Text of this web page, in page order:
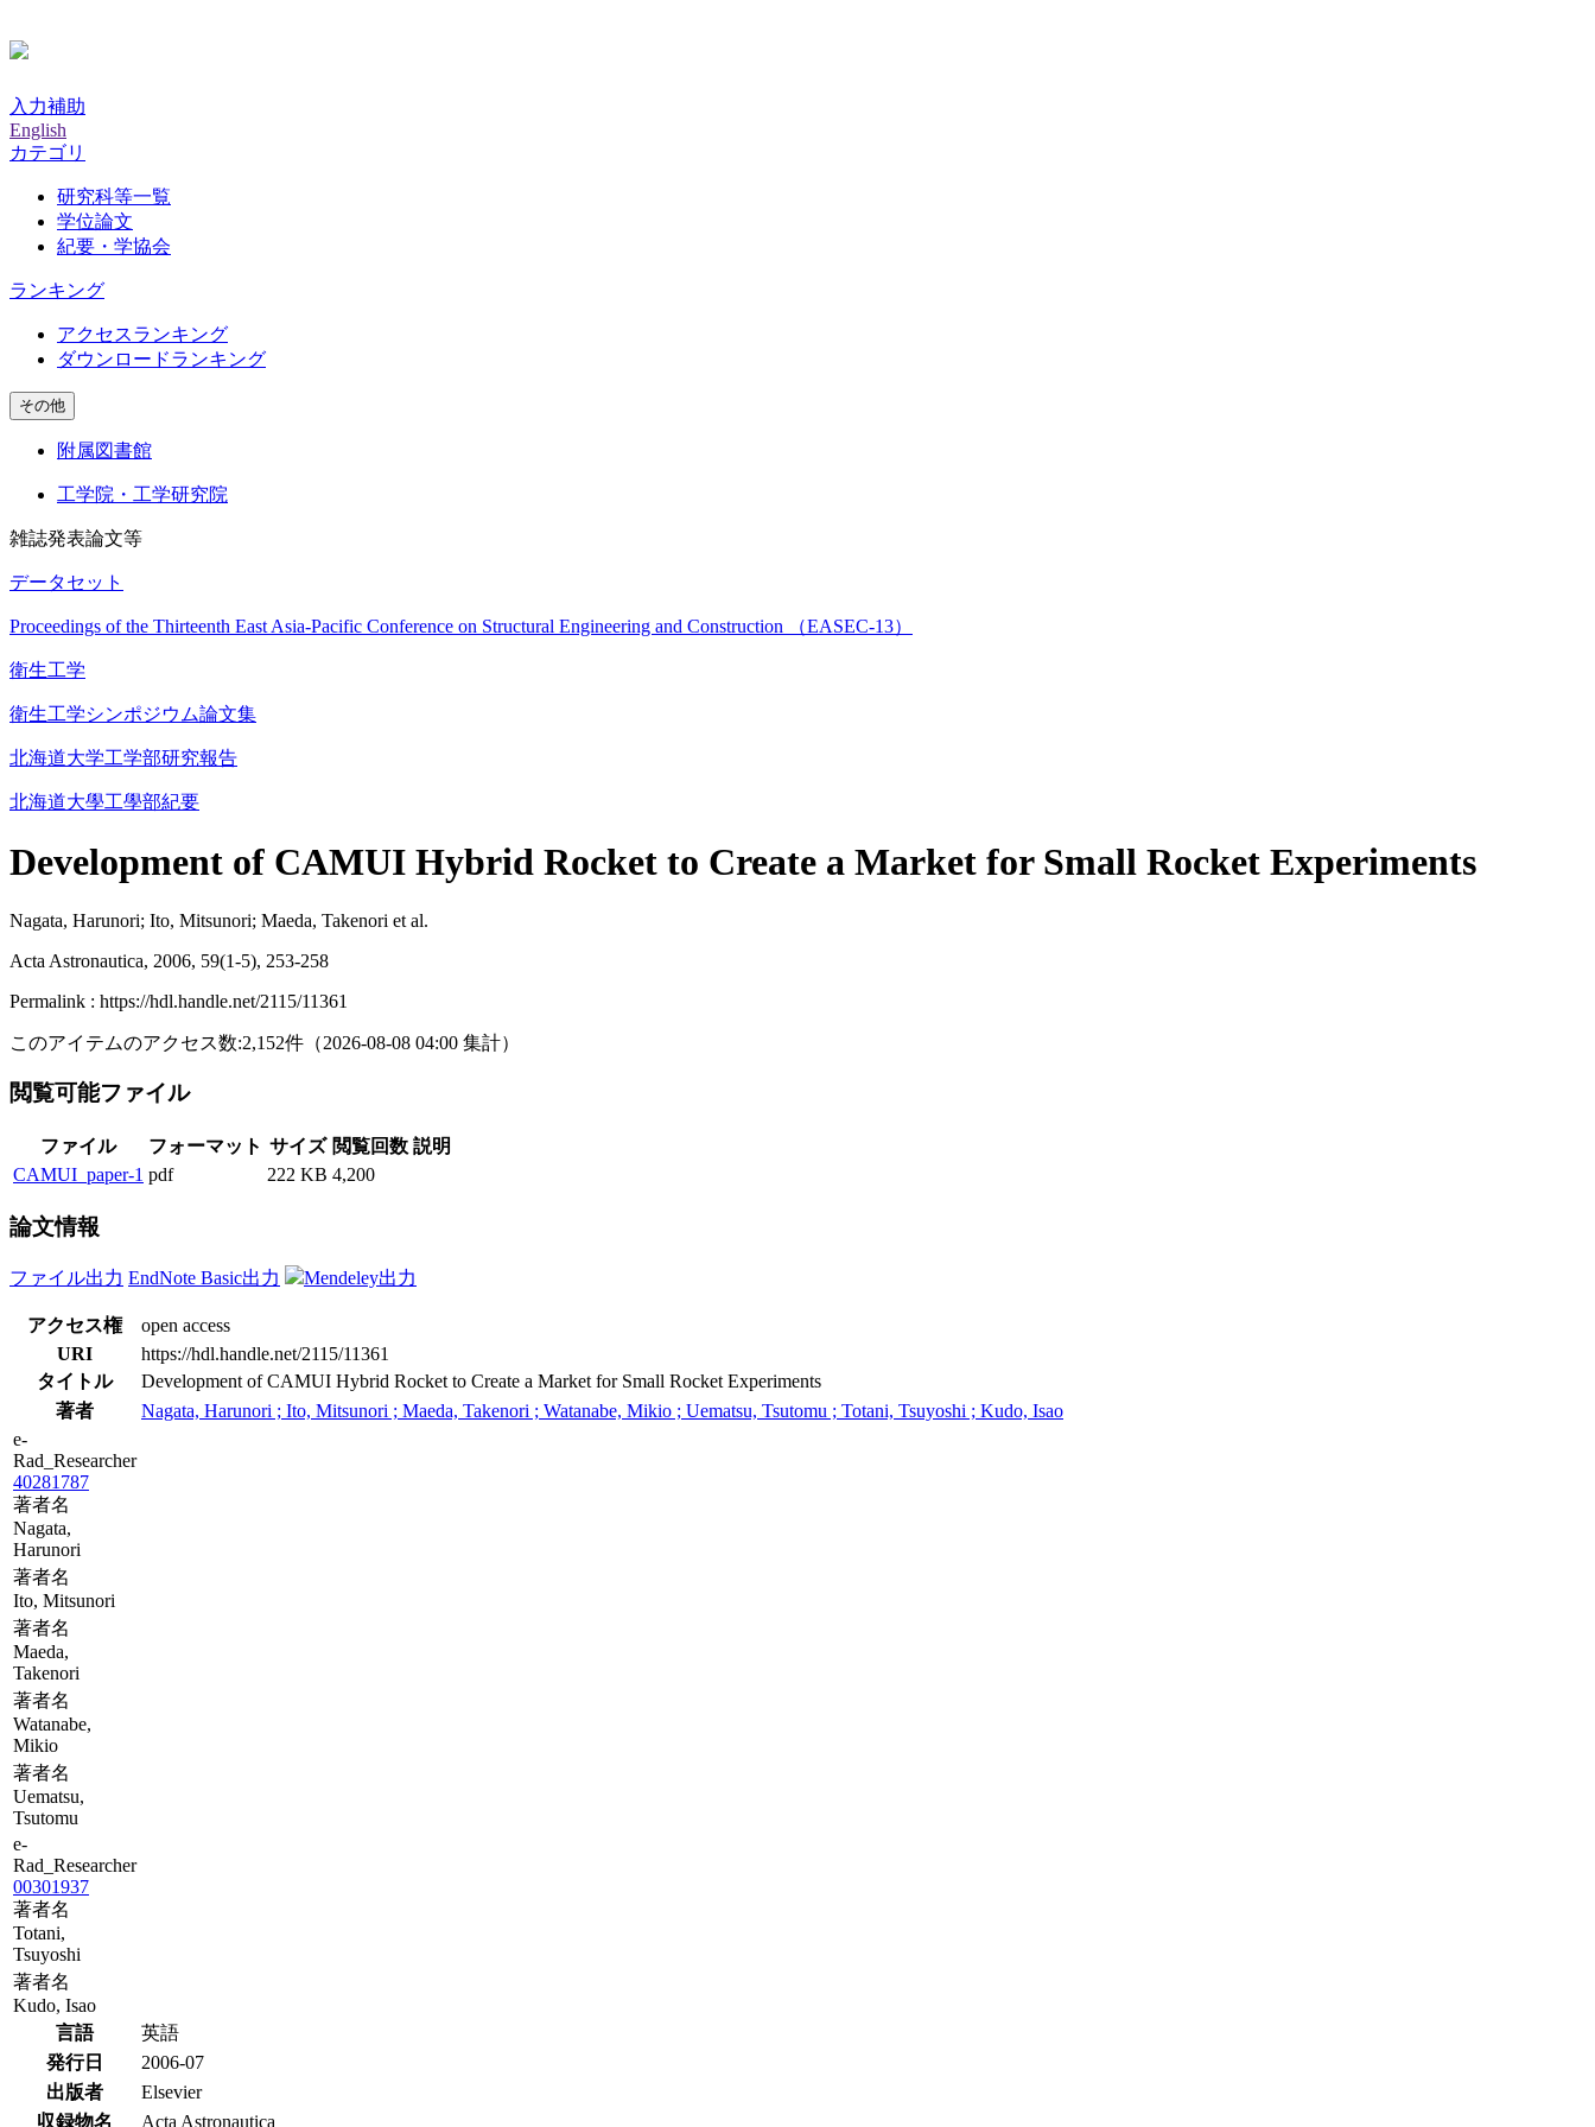
入力補助
English
カテゴリ
研究科等一覧
学位論文
紀要・学協会
ランキング
アクセスランキング
ダウンロードランキング
その他
附属図書館
工学院・工学研究院
雑誌発表論文等
データセット
Proceedings of the Thirteenth East Asia-Pacific Conference on Structural Engineering and Construction （EASEC-13）
衛生工学
衛生工学シンポジウム論文集
北海道大学工学部研究報告
北海道大學工學部紀要
Development of CAMUI Hybrid Rocket to Create a Market for Small Rocket Experiments
Nagata, Harunori; Ito, Mitsunori; Maeda, Takenori et al.
Acta Astronautica, 2006, 59(1-5), 253-258
Permalink : https://hdl.handle.net/2115/11361
このアイテムのアクセス数:2,152件 （2026-08-08 04:00 集計）
閲覧可能ファイル
ファイル フォーマット サイズ 閲覧回数 説明
CAMUI_paper-1 pdf 222 KB 4,200
論文情報
ファイル出力 EndNote Basic出力 Mendeley出力
アクセス権
open access
URI
https://hdl.handle.net/2115/11361
タイトル
Development of CAMUI Hybrid Rocket to Create a Market for Small Rocket Experiments
著者
Nagata, Harunori ; Ito, Mitsunori ; Maeda, Takenori ; Watanabe, Mikio ; Uematsu, Tsutomu ; Totani, Tsuyoshi ; Kudo, Isao
e-
Rad_Researcher
40281787
著者名
Nagata,
Harunori
著者名
Ito, Mitsunori
著者名
Maeda,
Takenori
著者名
Watanabe,
Mikio
著者名
Uematsu,
Tsutomu
e-
Rad_Researcher
00301937
著者名
Totani,
Tsuyoshi
著者名
Kudo, Isao
言語
英語
発行日
2006-07
出版者
Elsevier
収録物名
Acta Astronautica